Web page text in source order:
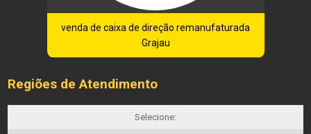
venda de caixa de direção remanufaturada
Grajau
Regiões de Atendimento
Selecione: